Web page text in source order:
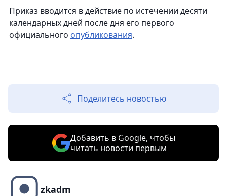
Приказ вводится в действие по истечении десяти
календарных дней после дня его первого
официального опубликования.
Поделитесь новостью
Добавить в Google, чтобы
читать новости первым
zkadm